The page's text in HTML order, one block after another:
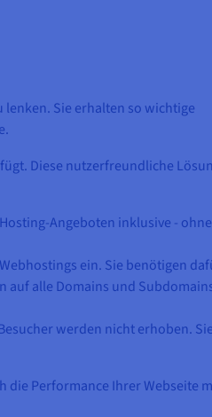
Sie erhalten so wichtige
Diese nutzerfreundliche
Angeboten inklusive - ohne
ein. Sie benötigen
alle Domains und
werden nicht erhoben. Sie
die Performance Ihrer Webseite